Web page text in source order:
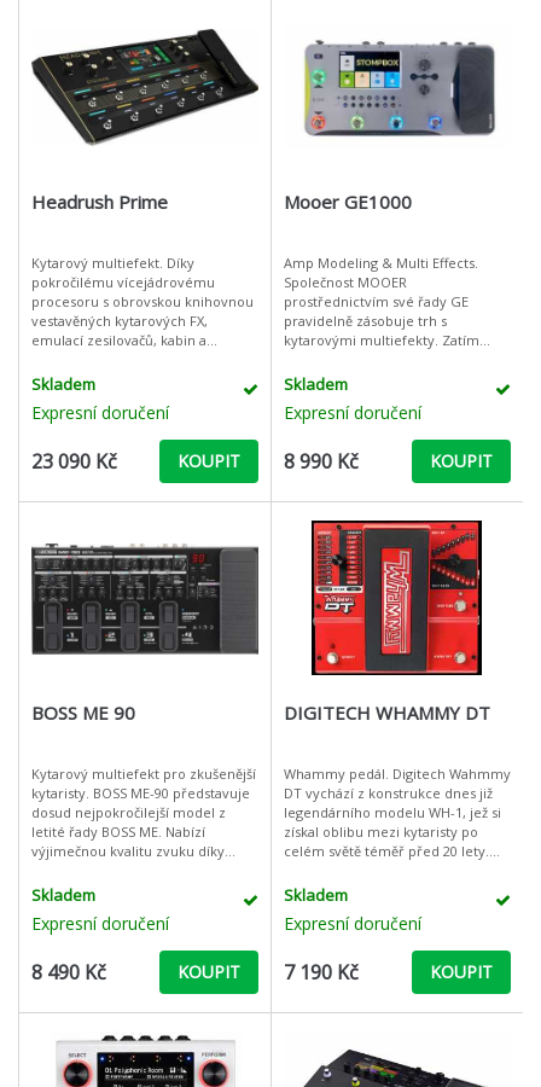
Headrush Prime
Kytarový multiefekt. Díky
pokročilému vícejádrovému
procesoru s obrovskou knihovnou
vestavěných kytarových FX,
emulací zesilovačů, kabin a
klonování zesilovačů/pedálů a IR
Skladem
Expresní doručení
23 090 Kč KOUPIT
Mooer GE1000
Amp Modeling & Multi Effects.
Společnost MOOER
prostřednictvím své řady GE
pravidelně zásobuje trh s
kytarovými multiefekty. Zatím
kategorii je model GE1000, který
Skladem
Expresní doručení
8 990 Kč KOUPIT
BOSS ME 90
Kytarový multiefekt pro zkušenější
kytaristy. BOSS ME-90 představuje
dosud nejpokročilejší model z
letité řady BOSS ME. Nabízí
výjimečnou kvalitu zvuku díky
32bitovému procesoru (floating
Skladem
Expresní doručení
8 490 Kč KOUPIT
DIGITECH WHAMMY DT
Whammy pedál. Digitech Wahmmy
DT vychází z konstrukce dnes již
legendárního modelu WH-1, jež si
získal oblibu mezi kytaristy po
celém světě téměř před 20 lety.
Skladem
Expresní doručení
7 190 Kč KOUPIT